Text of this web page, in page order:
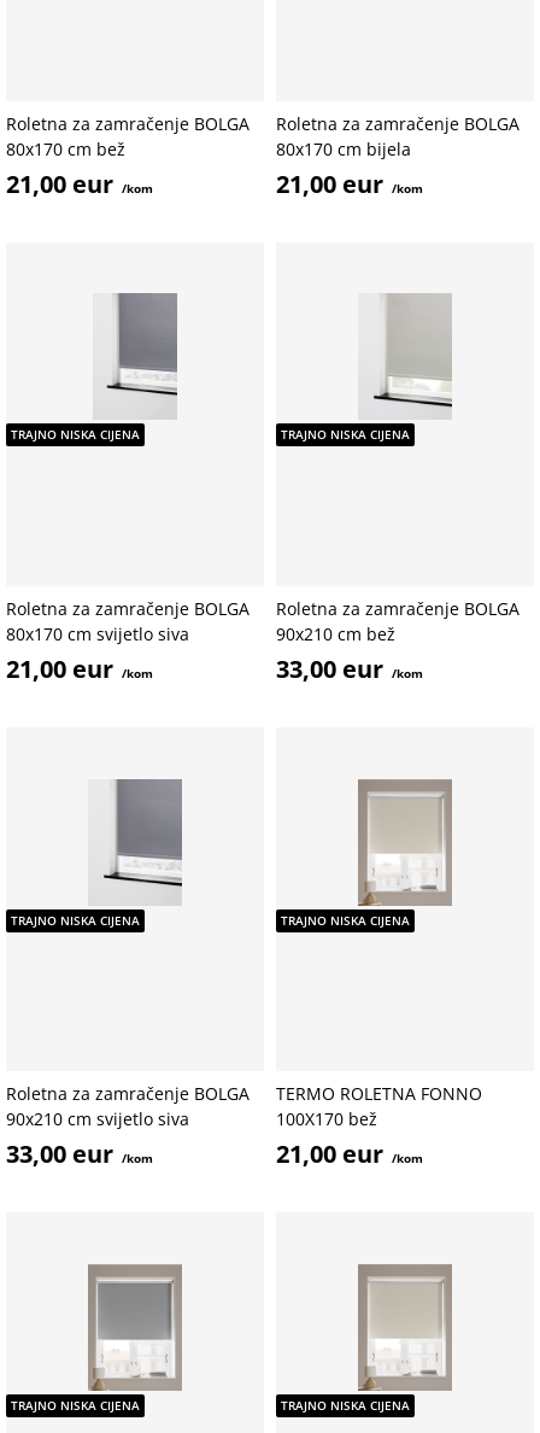
Roletna za zamračenje BOLGA
80x170 cm bež
21,00 eur /kom
Roletna za zamračenje BOLGA
80x170 cm bijela
21,00 eur /kom
TRAJNO NISKA CIJENA
Roletna za zamračenje BOLGA
80x170 cm svijetlo siva
21,00 eur /kom
TRAJNO NISKA CIJENA
Roletna za zamračenje BOLGA
90x210 cm bež
33,00 eur /kom
TRAJNO NISKA CIJENA
Roletna za zamračenje BOLGA
90x210 cm svijetlo siva
33,00 eur /kom
TRAJNO NISKA CIJENA
TERMO ROLETNA FONNO
100X170 bež
21,00 eur /kom
TRAJNO NISKA CIJENA TRAJNO NISKA CIJENA